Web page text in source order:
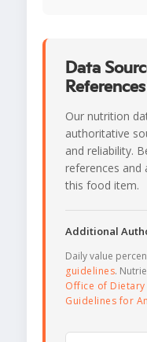
Data
References
Our nutrition
authoritative
and reliability.
references
this food item.
Additional
Daily value
guidelines.
Office of
Guidelines for